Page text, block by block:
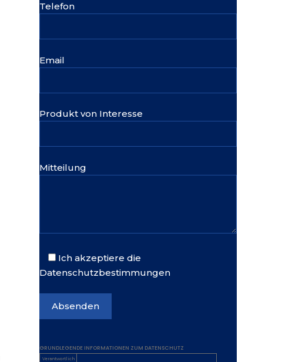
Telefon
Email
Produkt von Interesse
Mitteilung
Ich akzeptiere die
Datenschutzbestimmungen
GRUNDLEGENDE INFORMATIONEN ZUM DATENSCHUTZ
Verantwortlich